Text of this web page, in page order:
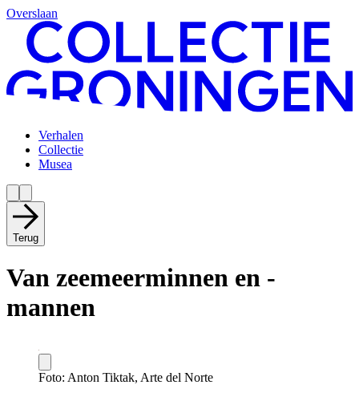
Overslaan
Verhalen
Collectie
Musea
Terug
Van zeemeerminnen en -
mannen
Foto: Anton Tiktak, Arte del Norte